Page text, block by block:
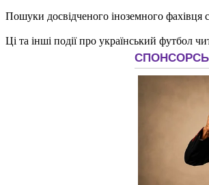
Пошуки досвідченого іноземного фахівця
Ці та інші події про український футбол